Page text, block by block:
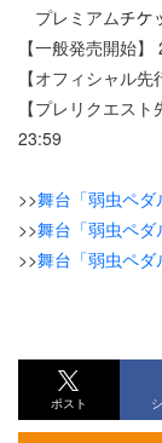
プレミアム
【一般発売開始
【オフィシャル
【プレリクエス
23:59
>>舞台「弱虫ペダ
>>舞台「弱虫ペ
>>舞台「弱虫ペダ
ポスト